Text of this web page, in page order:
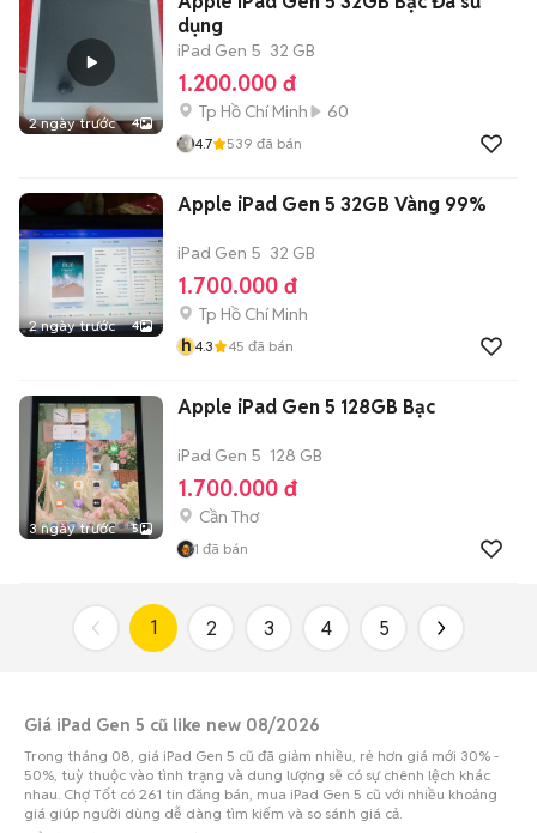
2 ngày trước 4
dụng
iPad Gen 5 32 GB
1.200.000 đ
Tp Hồ Chí Minh 60
4.7 539 đã bán
2 ngày trước 4
Apple iPad Gen 5 32GB Vàng 99%
iPad Gen 5 32 GB
1.700.000 đ
Tp Hồ Chí Minh
h4.3 45 đã bán
3 ngày trước 5
Apple iPad Gen 5 128GB Bạc
iPad Gen 5 128 GB
1.700.000 đ
Cần Thơ
1 đã bán
1 2 3 4 5
Giá iPad Gen 5 cũ like new 08/2026
Trong tháng 08, giá iPad Gen 5 cũ đã giảm nhiều, rẻ hơn giá mới 30% -
50%, tuỳ thuộc vào tình trạng và dung lượng sẽ có sự chênh lệch khác
nhau. Chợ Tốt có 261 tin đăng bán, mua iPad Gen 5 cũ với nhiều khoảng
giá giúp người dùng dễ dàng tìm kiếm và so sánh giá cả.